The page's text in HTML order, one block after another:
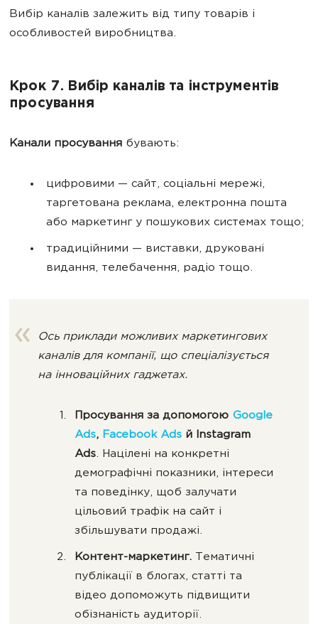
Вибір каналів залежить від типу товарів і
особливостей виробництва.
Крок 7. Вибір каналів та інструментів
просування
Канали просування бувають:
цифровими — сайт, соціальні мережі,
таргетована реклама, електронна пошта
або маркетинг у пошукових системах тощо;
традиційними — виставки, друковані
видання, телебачення, радіо тощо.
Ось приклади можливих маркетингових
каналів для компанії, що спеціалізується
на інноваційних гаджетах.
Просування за допомогою Google
Ads, Facebook Ads й Instagram
Ads. Націлені на конкретні
демографічні показники, інтереси
та поведінку, щоб залучати
цільовий трафік на сайт і
збільшувати продажі.
Контент-маркетинг. Тематичні
публікації в блогах, статті та
відео допоможуть підвищити
обізнаність аудиторії.